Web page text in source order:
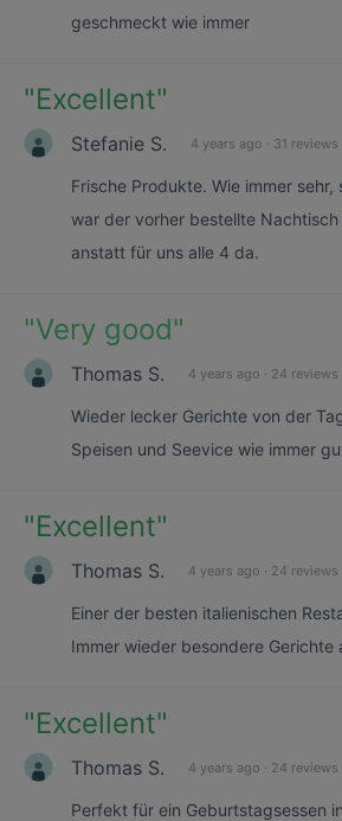
geschmeckt wie immer
"Excellent"
Stefanie S. 4 years ago · 31 reviews
Frische Produkte. Wie immer sehr,
war der vorher bestellte Nachtisch
anstatt für uns alle 4 da.
"Very good"
Thomas S. 4 years ago · 24 reviews
Wieder lecker Gerichte von der
Speisen und Seevice wie immer
"Excellent"
Thomas S. 4 years ago · 24 reviews
Einer der besten italienischen
Immer wieder besondere Gerichte
"Excellent"
Thomas S. 4 years ago · 24 reviews
Perfekt für ein Geburtstagsessen